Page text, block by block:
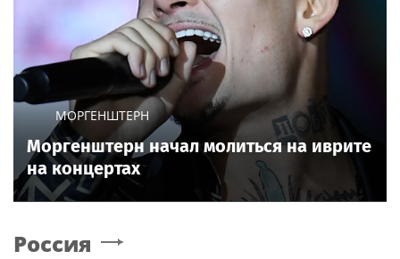
МОРГЕНШТЕРН
Моргенштерн начал молиться на иврите
на концертах
Россия